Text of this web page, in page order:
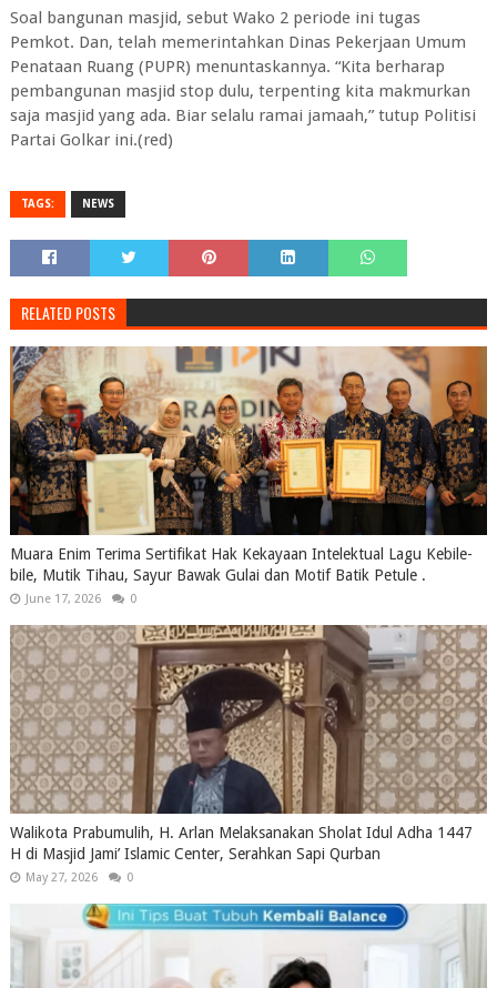
Soal bangunan masjid, sebut Wako 2 periode ini tugas
Pemkot. Dan, telah memerintahkan Dinas Pekerjaan Umum
Penataan Ruang (PUPR) menuntaskannya. “Kita berharap
pembangunan masjid stop dulu, terpenting kita makmurkan
saja masjid yang ada. Biar selalu ramai jamaah,” tutup Politisi
Partai Golkar ini.(red)
TAGS: NEWS
RELATED POSTS
Muara Enim Terima Sertifikat Hak Kekayaan Intelektual Lagu Kebile-
bile, Mutik Tihau, Sayur Bawak Gulai dan Motif Batik Petule .
June 17, 2026 0
Walikota Prabumulih, H. Arlan Melaksanakan Sholat Idul Adha 1447
H di Masjid Jami’ Islamic Center, Serahkan Sapi Qurban
May 27, 2026 0